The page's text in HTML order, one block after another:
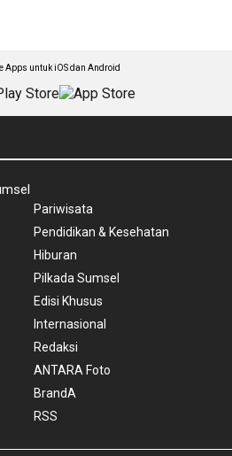
Apps untuk iOS dan Android
Pariwisata
Pendidikan & Kesehatan
Hiburan
Pilkada Sumsel
Edisi Khusus
Internasional
Redaksi
ANTARA Foto
BrandA
RSS